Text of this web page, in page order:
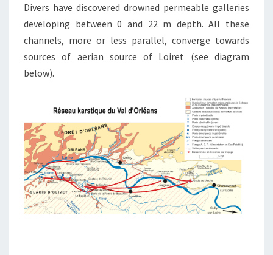
Divers have discovered drowned permeable galleries
developing between 0 and 22 m depth. All these
channels, more or less parallel, converge towards
sources of aerian source of Loiret (see diagram
below).